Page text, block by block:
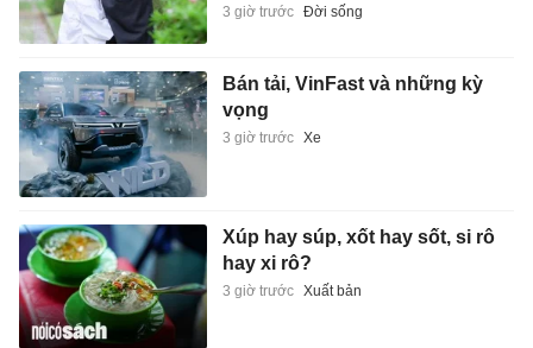
3 giờ trước Đời sống
Bán tải, VinFast và những kỳ
vọng
3 giờ trước Xe
Xúp hay súp, xốt hay sốt, si rô
hay xi rô?
3 giờ trước Xuất bản